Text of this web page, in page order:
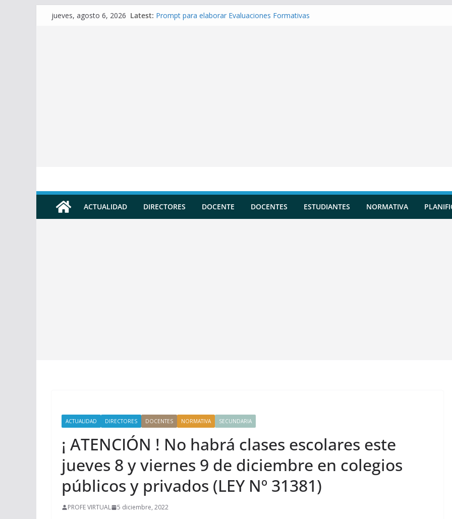
jueves, agosto 6, 2026 Latest: Prompt para elaborar Evaluaciones Formativas
ACTUALIDAD DIRECTORES DOCENTE DOCENTES ESTUDIANTES NORMATIVA
ACTUALIDAD DIRECTORES DOCENTES NORMATIVA SECUNDARIA
¡ ATENCIÓN ! No habrá clases escolares este
jueves 8 y viernes 9 de diciembre en colegios
públicos y privados (LEY Nº 31381)
PROFE VIRTUAL 5 diciembre, 2022